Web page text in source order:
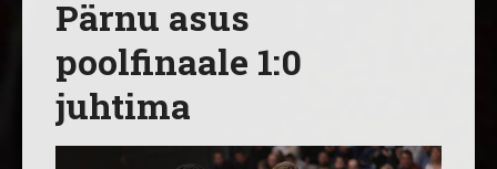
Pärnu asus
poolfinaale 1:0
juhtima